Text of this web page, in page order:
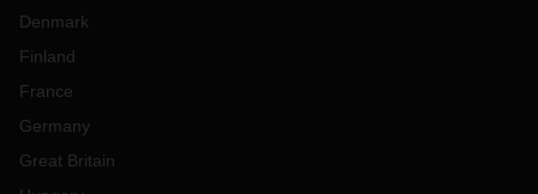
Denmark
Finland
France
Germany
Great Britain